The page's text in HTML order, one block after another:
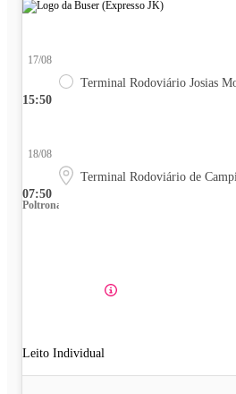
15:50
17/08
Terminal Rodoviário Josias
07:50
18/08
Terminal Rodoviário de
Poltrona
Leito Individual